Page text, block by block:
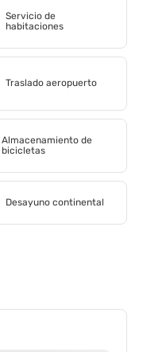
Servicio de
habitaciones
Traslado aeropuerto
Almacenamiento de
bicicletas
Desayuno continental